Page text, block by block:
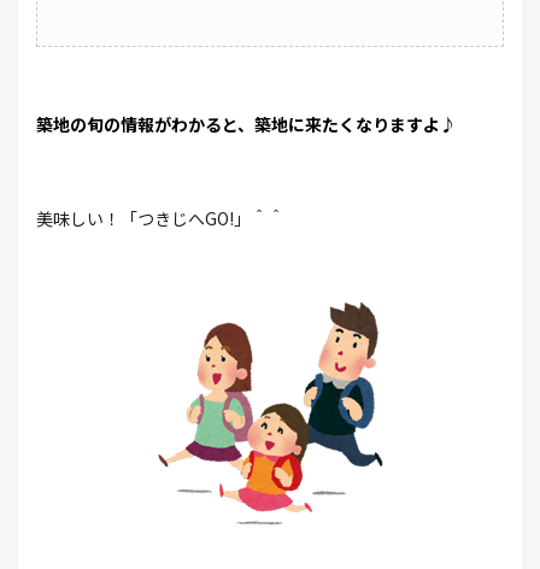
築地の旬の情報がわかると、築地に来たくなりますよ♪
美味しい！「つきじへGO!」＾＾